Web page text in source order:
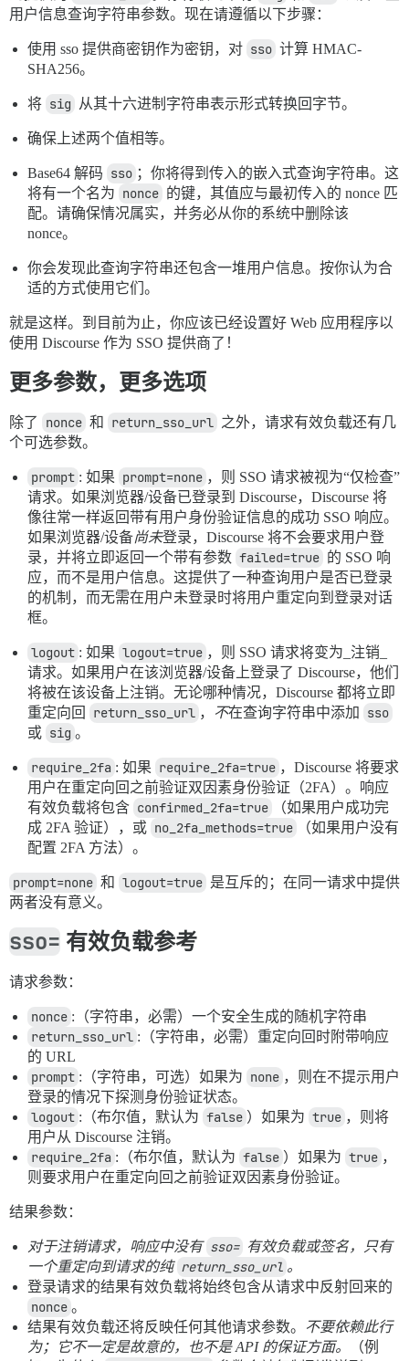
用户信息查询字符串参数。现在请遵循以下步骤：
使用 sso 提供商密钥作为密钥，对 sso 计算 HMAC-
SHA256。
将 sig 从其十六进制字符串表示形式转换回字节。
确保上述两个值相等。
Base64 解码 sso ；你将得到传入的嵌入式查询字符串。这
将有一个名为 nonce 的键，其值应与最初传入的 nonce 匹
配。请确保情况属实，并务必从你的系统中删除该
nonce。
你会发现此查询字符串还包含一堆用户信息。按你认为合
适的方式使用它们。
就是这样。到目前为止，你应该已经设置好 Web 应用程序以
使用 Discourse 作为 SSO 提供商了！
更多参数，更多选项
除了 nonce 和 return_sso_url 之外，请求有效负载还有几
个可选参数。
prompt : 如果 prompt=none ，则 SSO 请求被视为“仅检查”
请求。如果浏览器/设备已登录到 Discourse，Discourse 将
像往常一样返回带有用户身份验证信息的成功 SSO 响应。
如果浏览器/设备尚未登录，Discourse 将不会要求用户登
录，并将立即返回一个带有参数 failed=true 的 SSO 响
应，而不是用户信息。这提供了一种查询用户是否已登录
的机制，而无需在用户未登录时将用户重定向到登录对话
框。
logout : 如果 logout=true ，则 SSO 请求将变为_注销_
请求。如果用户在该浏览器/设备上登录了 Discourse，他们
将被在该设备上注销。无论哪种情况，Discourse 都将立即
重定向回
return_sso_url ， 不在查询字符串中添加 sso
或 sig 。
require_2fa : 如果 require_2fa=true ，Discourse 将要求
用户在重定向回之前验证双因素身份验证（2FA）。响应
有效负载将包含 confirmed_2fa=true
（如果用户成功完
成 2FA 验证），或 no_2fa_methods=true
（如果用户没有
配置 2FA 方法）。
prompt=none 和 logout=true 是互斥的；在同一请求中提供
两者没有意义。
sso= 有效负载参考
请求参数：
nonce :（字符串，必需）一个安全生成的随机字符串
return_sso_url :（字符串，必需）重定向回时附带响应
的 URL
prompt :（字符串，可选）如果为 none ，则在不提示用户
登录的情况下探测身份验证状态。
logout :（布尔值，默认为 false ）如果为 true ，则将
用户从 Discourse 注销。
require_2fa :（布尔值，默认为 false ）如果为 true ，
则要求用户在重定向回之前验证双因素身份验证。
结果参数：
对于注销请求，响应中没有 sso= 有效负载或签名，只有
一个重定向到请求的纯 return_sso_url 。
登录请求的结果有效负载将始终包含从请求中反射回来的
nonce 。
结果有效负载还将反映任何其他请求参数。
不要依赖此行
为；它不一定是故意的，也不是 API 的保证方面。
（例